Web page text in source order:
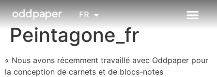
FR
NL
EN
Peintagone_fr
« Nous avons récemment travaillé avec Oddpaper pour
la conception de carnets et de blocs-notes